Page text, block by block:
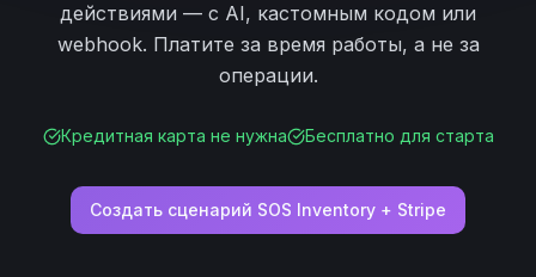
действиями — с AI, кастомным кодом или
webhook. Платите за время работы, а не за
операции.
Кредитная карта не нужна Бесплатно для старта
Создать сценарий SOS Inventory + Stripe